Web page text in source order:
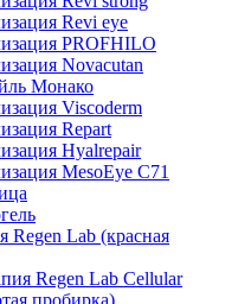
Revi eye
PROFHILO
Novacutan
Монако
Viscoderm
Repart
Hyalrepair
MesoEye C71
Regen Lab (красная
Regen Lab Cellular
пробирка)